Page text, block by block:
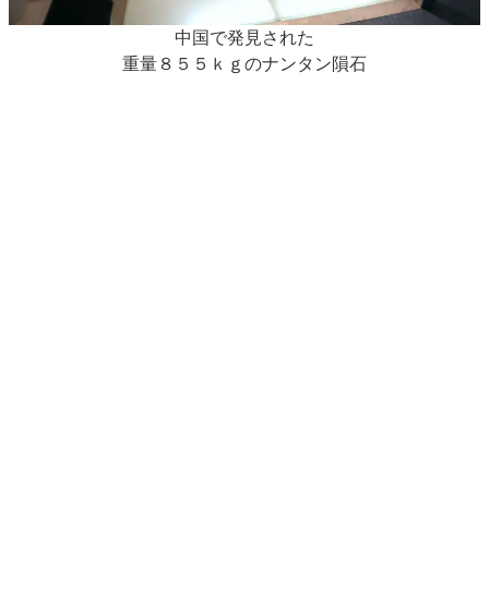
中国で発見された
重量８５５ｋｇのナンタン隕石